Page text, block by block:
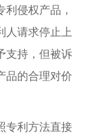
侵权产品，
人请求停止上
支持，但被诉
品的合理对价
专利方法直接